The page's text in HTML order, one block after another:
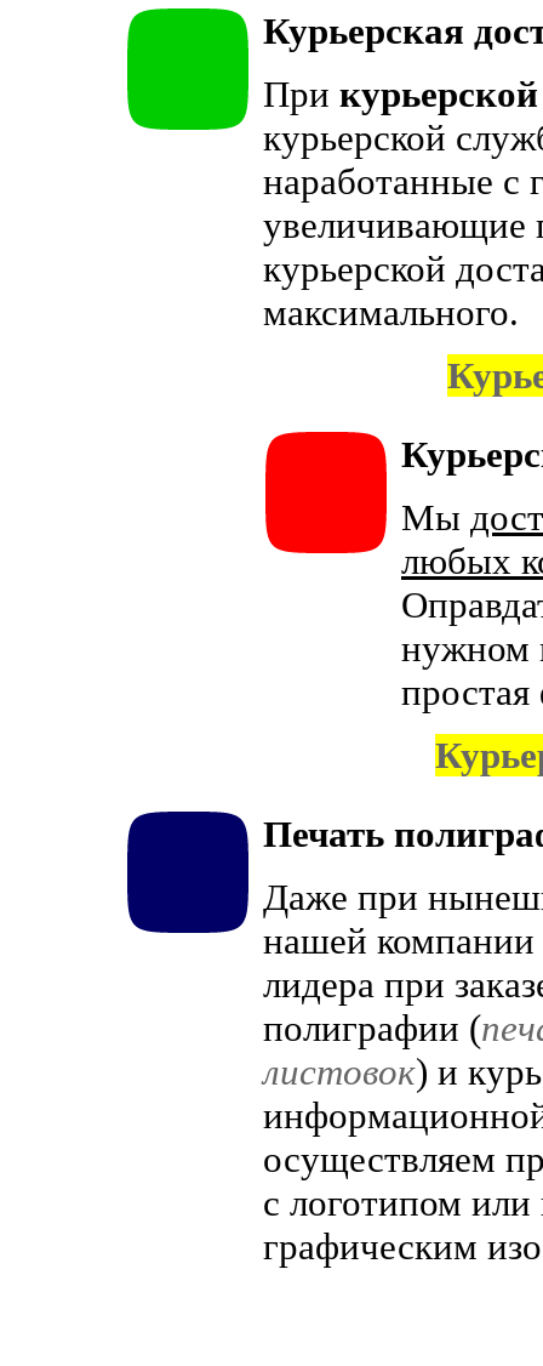
Курьерская
При
курьерской
наработанные с
увеличивающие
курьерской
максимального.
Мы
любых
нужном
Печать
Даже при
нашей компании
лидера при
полиграфии (
листовок) и
осуществляем
с логотипом
графическим